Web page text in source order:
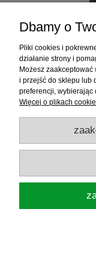
Dbamy o
Pliki cookies i
działanie strony i
Możesz
i przejść do sklepu lub
preferencji, wybierając
Więcej o plikach